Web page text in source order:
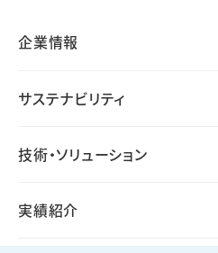
企業情報
サステナビリティ
技術・ソリューション
実績紹介